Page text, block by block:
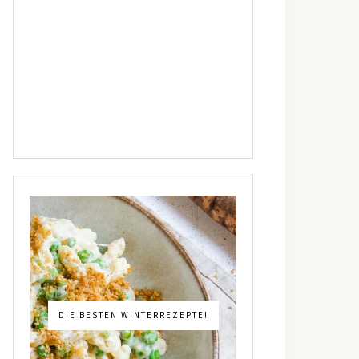
DIE BESTEN WINTERREZEPTE!